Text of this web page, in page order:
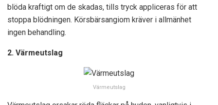
blöda kraftigt om de skadas, tills tryck appliceras för att
stoppa blödningen. Körsbärsangiom kräver i allmänhet
ingen behandling.
2. Värmeutslag
Värmeutslag